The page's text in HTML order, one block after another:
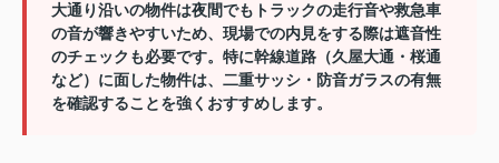
大通り沿いの物件は夜間でもトラックの走行音や救急車
の音が響きやすいため、現場での内見をする際は遮音性
のチェックも必要です。特に幹線道路（久屋大通・桜通
など）に面した物件は、二重サッシ・防音ガラスの有無
を確認することを強くおすすめします。